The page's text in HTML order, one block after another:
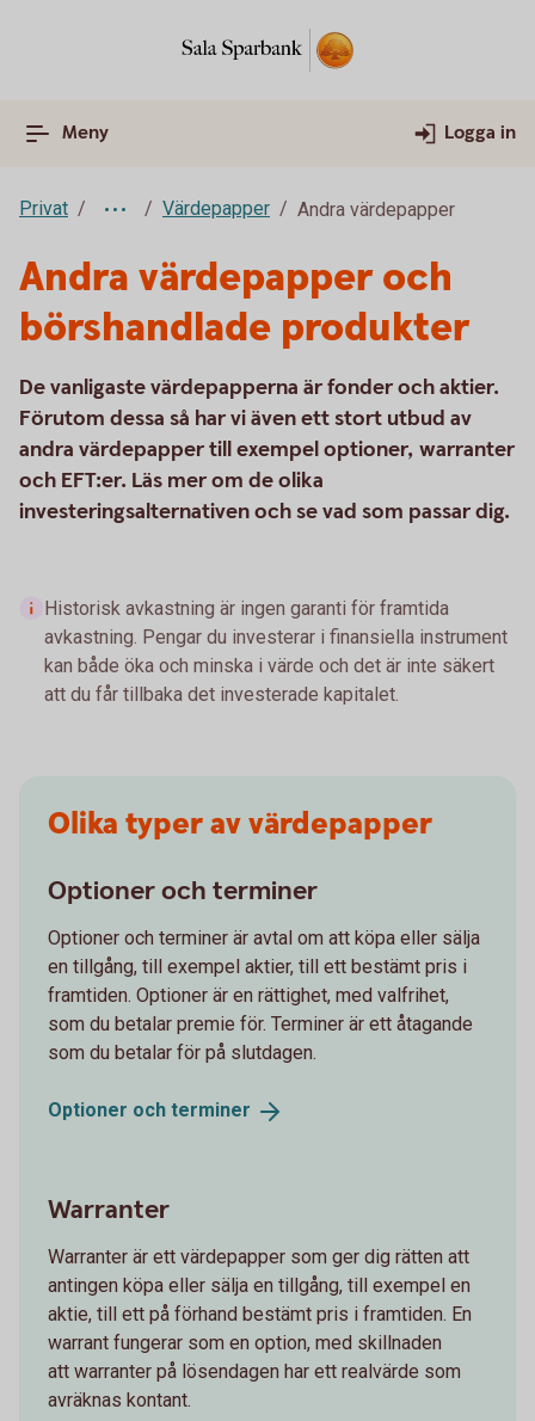
Meny Logga in
Privat Värdepapper Andra värdepapper
Andra värdepapper och
börshandlade produkter
De vanligaste värdepapperna är fonder och aktier.
Förutom dessa så har vi även ett stort utbud av
andra värdepapper till exempel optioner, warranter
och EFT:er. Läs mer om de olika
investeringsalternativen och se vad som passar dig.
Historisk avkastning är ingen garanti för framtida
avkastning. Pengar du investerar i finansiella instrument
kan både öka och minska i värde och det är inte säkert
att du får tillbaka det investerade kapitalet.
Olika typer av värdepapper
Optioner och terminer
Optioner och terminer är avtal om att köpa eller sälja
en tillgång, till exempel aktier, till ett bestämt pris i
framtiden. Optioner är en rättighet, med valfrihet,
som du betalar premie för. Terminer är ett åtagande
som du betalar för på slutdagen.
Optioner och terminer
Warranter
Warranter är ett värdepapper som ger dig rätten att
antingen köpa eller sälja en tillgång, till exempel en
aktie, till ett på förhand bestämt pris i framtiden. En
warrant fungerar som en option, med skillnaden
att warranter på lösendagen har ett realvärde som
avräknas kontant.